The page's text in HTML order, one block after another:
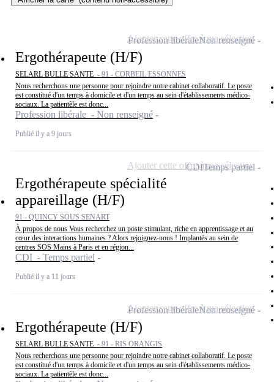
Ergothérapeute (H/F)
SELARL BULLE SANTE - 91 - CORBEIL ESSONNES
Nous recherchons une personne pour rejoindre notre cabinet collaboratif. Le poste
est constitué d'un temps à domicile et d'un temps au sein d'établissements médico-
sociaux. La patientèle est donc...
Profession libérale - Non renseigné
Publié il y a 9 jours
Profession libéraleNon renseigné
Ajouter cette offre à ma sélection
Ergothérapeute spécialité
appareillage (H/F)
91 - QUINCY SOUS SENART
À propos de nous Vous recherchez un poste stimulant, riche en apprentissage et au
cœur des interactions humaines ? Alors rejoignez-nous ! Implantés au sein de
centres SOS Mains à Paris et en région...
CDI - Temps partiel
Publié il y a 11 jours
CDITemps partiel
Ajouter cette offre à ma sélection
Ergothérapeute (H/F)
SELARL BULLE SANTE - 91 - RIS ORANGIS
Nous recherchons une personne pour rejoindre notre cabinet collaboratif. Le poste
est constitué d'un temps à domicile et d'un temps au sein d'établissements médico-
sociaux. La patientèle est donc...
Profession libéraleNon renseigné
Ajouter cette offre à ma sélection